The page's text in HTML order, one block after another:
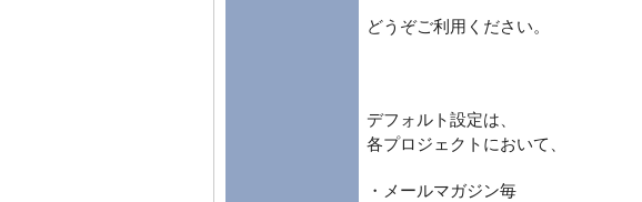
どうぞご利用ください。
デフォルト設定は、
各プロジェクトにおいて、
・メールマガジン毎